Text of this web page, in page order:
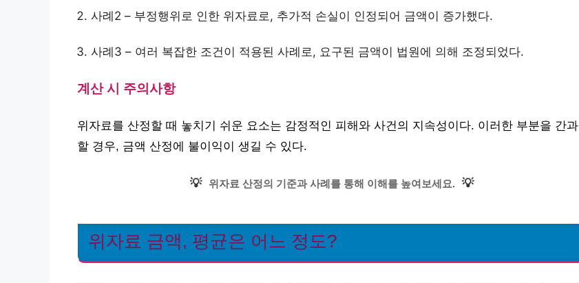
사례2 – 부정행위로 인한 위자료로, 추가적 손실이 인정되어 금액이 증가했다.
사례3 – 여러 복잡한 조건이 적용된 사례로, 요구된 금액이 법원에 의해 조정되었다.
계산 시 주의사항
위자료를 산정할 때 놓치기 쉬운 요소는 감정적인 피해와 사건의 지속성이다. 이러한 부분을 간과
할 경우, 금액 산정에 불이익이 생길 수 있다.
💡 위자료 산정의 기준과 사례를 통해 이해를 높여보세요. 💡
위자료 금액, 평균은 어느 정도?